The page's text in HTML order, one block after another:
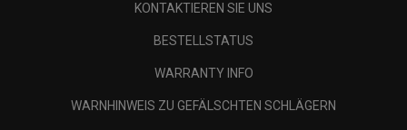
KONTAKTIEREN SIE UNS
BESTELLSTATUS
WARRANTY INFO
WARNHINWEIS ZU GEFÄLSCHTEN SCHLÄGERN